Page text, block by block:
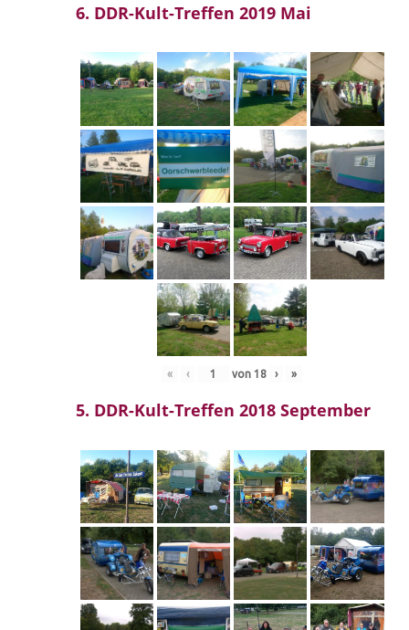
6. DDR-Kult-Treffen 2019 Mai
« ‹ von 18 › »
5. DDR-Kult-Treffen 2018 September